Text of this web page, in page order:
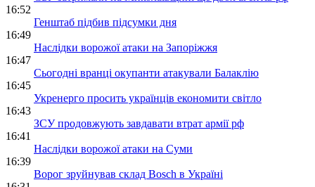
16:52
Генштаб підбив підсумки дня
16:49
Наслідки ворожої атаки на Запоріжжя
16:47
Сьогодні вранці окупанти атакували Балаклію
16:45
Укренерго просить українців економити світло
16:43
ЗСУ продовжують завдавати втрат армії рф
16:41
Наслідки ворожої атаки на Суми
16:39
Ворог зруйнував склад Bosch в Україні